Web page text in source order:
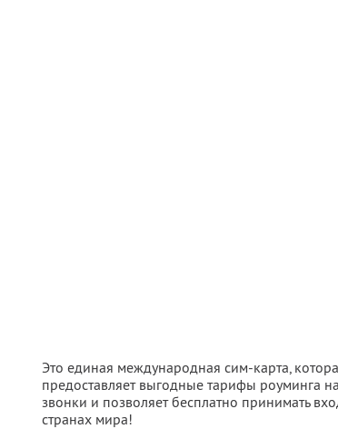
Это единая международная сим-карта,
предоставляет выгодные тарифы роуминга
звонки и позволяет бесплатно принимать
странах мира!